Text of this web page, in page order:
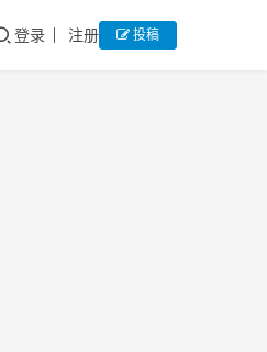
登录 注册 投稿